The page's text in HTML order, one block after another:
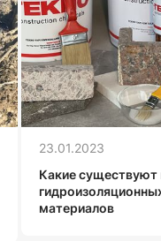
23.01.2023
Какие существуют
материалов